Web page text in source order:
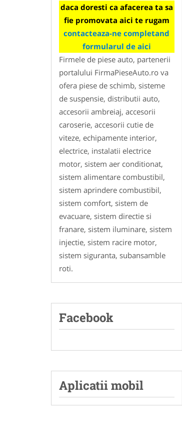
daca doresti ca afacerea ta sa
fie promovata aici te rugam
contacteaza-ne completand
formularul de aici
Firmele de piese auto, partenerii
portalului FirmaPieseAuto.ro va
ofera piese de schimb, sisteme
de suspensie, distributii auto,
accesorii ambreiaj, accesorii
caroserie, accesorii cutie de
viteze, echipamente interior,
electrice, instalatii electrice
motor, sistem aer conditionat,
sistem alimentare combustibil,
sistem aprindere combustibil,
sistem comfort, sistem de
evacuare, sistem directie si
franare, sistem iluminare, sistem
injectie, sistem racire motor,
sistem siguranta, subansamble
roti.
Facebook
Aplicatii mobil